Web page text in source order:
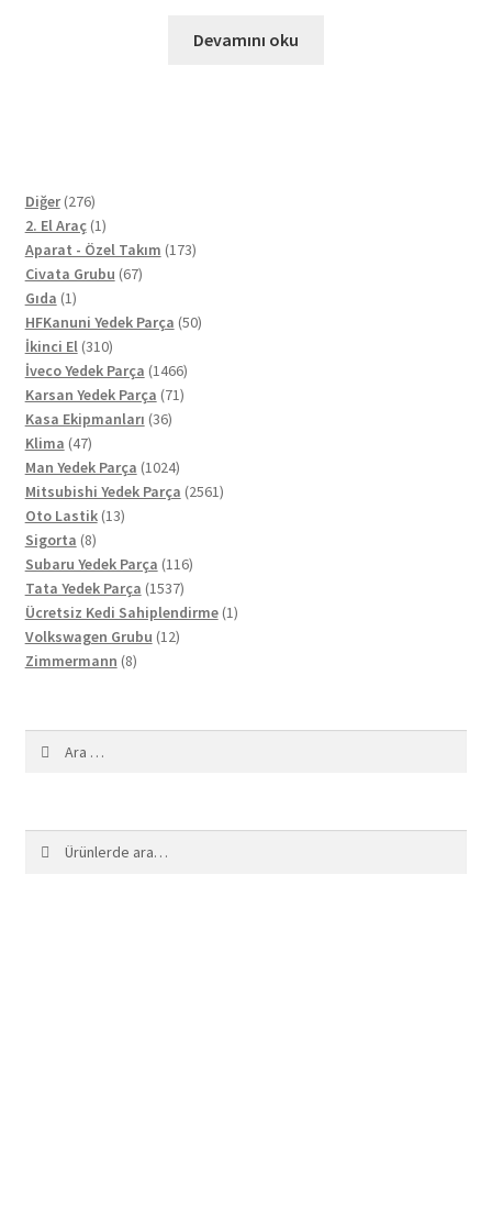
Devamını oku
Diğer 276276
ürün
2. El Araç 11
ürün
Aparat - Özel Takım 173173
Civata Grubu 6767
Gıda 11
ürün
HFKanuni Yedek Parça 5050
İkinci El 310310
ürün
İveco Yedek Parça 14661466
ürün
Karsan Yedek Parça 7171
Kasa Ekipmanları 3636
Klima 4747
ürün
Man Yedek Parça 10241024
ürün
Mitsubishi Yedek Parça 25612561
Oto Lastik 1313
Sigorta 88
ürün
Subaru Yedek Parça 116116
Tata Yedek Parça 15371537
ürün
Ücretsiz Kedi Sahiplendirme 11
Volkswagen Grubu 1212
Zimmermann 88